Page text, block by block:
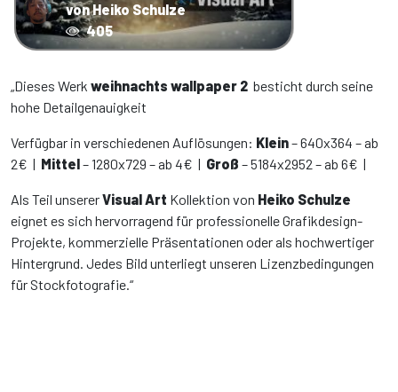
von Heiko Schulze
405
„Dieses Werk weihnachts wallpaper 2 besticht durch seine
hohe Detailgenauigkeit
Verfügbar in verschiedenen Auflösungen: Klein– 640x364 – ab
2€ | Mittel– 1280x729 – ab 4€ | Groß – 5184x2952 – ab 6€ |
Als Teil unsererVisual Art Kollektion von Heiko Schulze
eignet es sich hervorragend für professionelle Grafikdesign-
Projekte, kommerzielle Präsentationen oder als hochwertiger
Hintergrund. Jedes Bild unterliegt unseren Lizenzbedingungen
für Stockfotografie.“